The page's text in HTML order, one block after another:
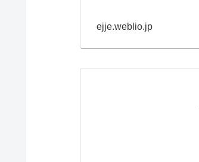
ejje.weblio.jp